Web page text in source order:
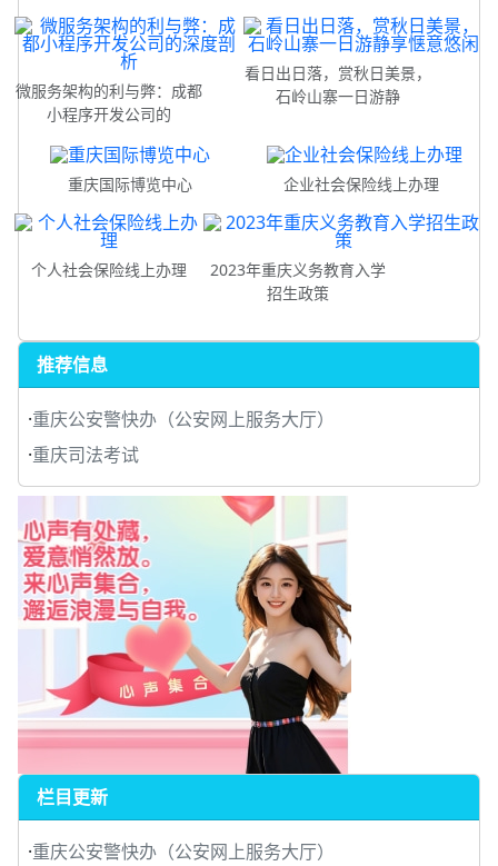
微服务架构的利与弊：成都
小程序开发公司的
看日出日落，赏秋日美景，
石岭山寨一日游静
重庆国际博览中心 企业社会保险线上办理
个人社会保险线上办理
2023年重庆义务教育入学
招生政策
推荐信息
·重庆公安警快办（公安网上服务大厅）
·重庆司法考试
栏目更新
·重庆公安警快办（公安网上服务大厅）